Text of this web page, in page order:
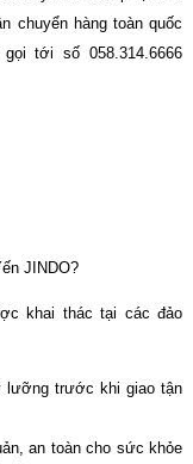
chuyển hàng toàn quốc
tới số 058.314.6666
JINDO?
khai thác tại các đảo
lưỡng trước khi giao tận
an toàn cho sức khỏe